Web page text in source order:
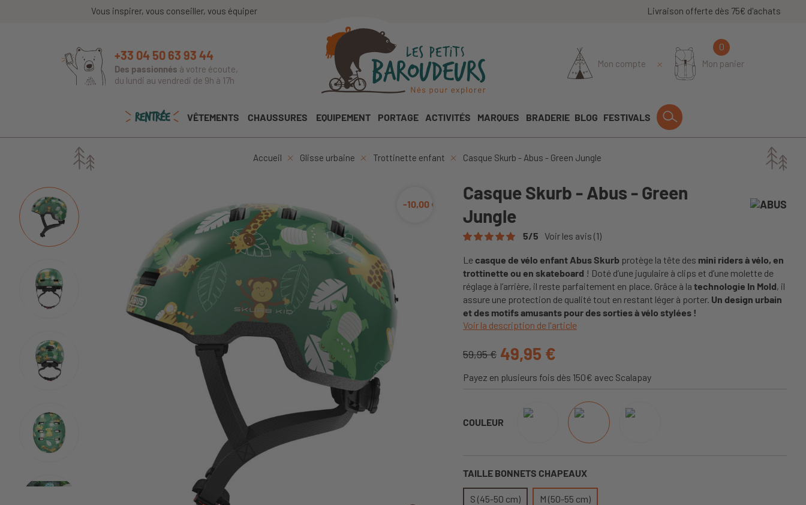
Vous inspirer, vous conseiller, vous équiper Livraison offerte dès 75€ d'achats
+33 04 50 63 93 44
Des passionnés à votre écoute,
du lundi au vendredi de 9h à 17h
Mon compte Mon panier
0
RENTRÉE VÊTEMENTS CHAUSSURES EQUIPEMENT PORTAGE ACTIVITÉS MARQUES BRADERIE BLOG FESTIVALS
Accueil Glisse urbaine Trottinette enfant Casque Skurb - Abus - Green Jungle
-10,00 €
Casque Skurb - Abus - Green
Jungle
5/5 Voir les avis (1)
Lecasque de vélo enfant Abus Skurb protège la tête des mini riders à vélo, en
trottinette ou en skateboard ! Doté d’une jugulaire à clips et d’une molette de
réglage à l’arrière, il reste parfaitement en place. Grâce à la technologie In Mold, il
assure une protection de qualité tout en restant léger à porter. Un design urbain
et des motifs amusants pour des sorties à vélo stylées !
Voir la description de l'article
59,95 € 49,95 €
Payez en plusieurs fois dès 150€ avec Scalapay
COULEUR
TAILLE BONNETS CHAPEAUX
S (45-50 cm) M (50-55 cm)